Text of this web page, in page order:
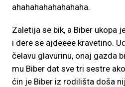
ahahahahahahahaha.
Zaletija se bik, a Biber ukopa
i dere se ajdeeee kravetino.
čelavu glavurinu, onaj gazda
mu Biber dat sve tri sestre
ćin je Biber iz rodilišta doša